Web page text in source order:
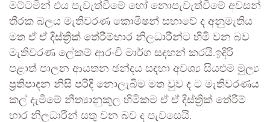
මට්ටමින් එය පැවැත්වීමේ හෝ නොපැවැත්වීමේ අවසන්
තීරක බලය මැතිවරණ කොමිෂන් සභාවේ ද අනුමැතිය
මත ඒ ඒ දිස්ත්‍රික් තේරීම්භාර නිලධාරීන්ට හිමි වන බව
මැතිවරණ ලේකම් ආරංචි මාර්ග සඳහන් කරයි.ඉදිරි
පළාත් පාලන ආයතන ඡන්දය සඳහා අවශ්‍ය සියළුම මුල්‍ය
ප්‍රතිපාදන නිසි පරිදි නොලැබීම මත වුව ද ට මැතිවරණය
කල් දැමීමේ නීත්‍යානුකූල හිමිකම ඒ ඒ දිස්ත්‍රික් තේරීම්
භාර නිලධාරීන් සතු වන බව ද පැවසෙයි.